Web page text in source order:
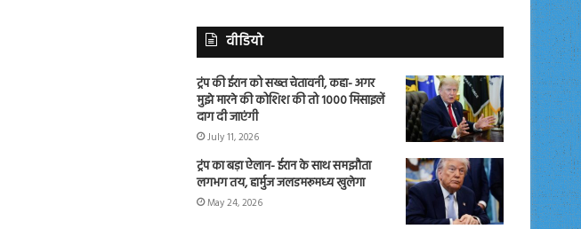
वीडियो
ट्रंप की ईरान को सख्त चेतावनी, कहा- अगर
मुझे मारने की कोशिश की तो 1000 मिसाइलें
दाग दी जाएंगी
July 11, 2026
ट्रंप का बड़ा ऐलान- ईरान के साथ समझौता
लगभग तय, हार्मुज जलडमरूमध्य खुलेगा
May 24, 2026